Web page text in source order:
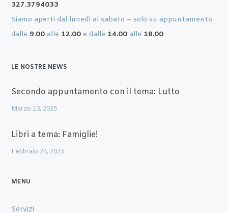
327.3794033
Siamo aperti dal lunedì al sabato – solo su appuntamento
dalle 9.00 alle 12.00 e dalle 14.00 alle 18.00
LE NOSTRE NEWS
Secondo appuntamento con il tema: Lutto
Marzo 13, 2025
Libri a tema: Famiglie!
Febbraio 24, 2025
MENU
Servizi